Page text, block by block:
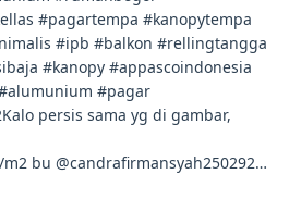
#pagartempa #kanopytempa
#ipb #balkon #rellingtangga
#kanopy #appascoindonesia
#pagar
persis sama yg di gambar,
bu @candrafirmansyah250292…